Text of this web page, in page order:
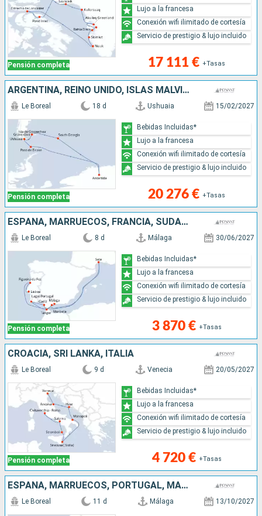
Pensión completa 17 111 € +Tasas
Lujo a la francesa
Conexión wifi ilimitado de cortesía
Servicio de prestigio & lujo incluido
ARGENTINA, REINO UNIDO, ISLAS MALVINAS, ANTÁRTICO
Pensión completa
Le Boreal 18 d Ushuaia 15/02/2027
20 276 € +Tasas
Bebidas Incluidas*
Lujo a la francesa
Conexión wifi ilimitado de cortesía
Servicio de prestigio & lujo incluido
ESPAÑA, MARRUECOS, FRANCIA, SUDAFRICA, PORTUGAL
Pensión completa
Le Boreal 8 d Málaga 30/06/2027
3 870 € +Tasas
Bebidas Incluidas*
Lujo a la francesa
Conexión wifi ilimitado de cortesía
Servicio de prestigio & lujo incluido
CROACIA, SRI LANKA, ITALIA
Pensión completa
Le Boreal 9 d Venecia 20/05/2027
4 720 € +Tasas
Bebidas Incluidas*
Lujo a la francesa
Conexión wifi ilimitado de cortesía
Servicio de prestigio & lujo incluido
ESPAÑA, MARRUECOS, PORTUGAL, MALLORCA, LANZAROTE
Le Boreal 11 d Málaga 13/10/2027